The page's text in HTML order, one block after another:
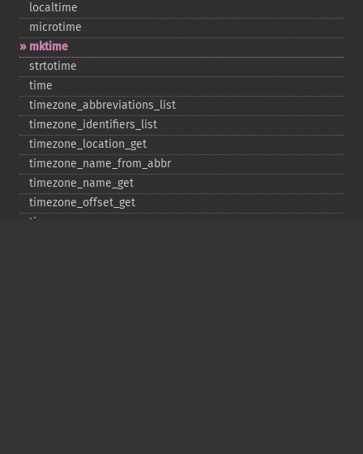
localtime
microtime
mktime
strtotime
time
timezone_​abbreviations_​list
timezone_​identifiers_​list
timezone_​location_​get
timezone_​name_​from_​abbr
timezone_​name_​get
timezone_​offset_​get
timezone_​open